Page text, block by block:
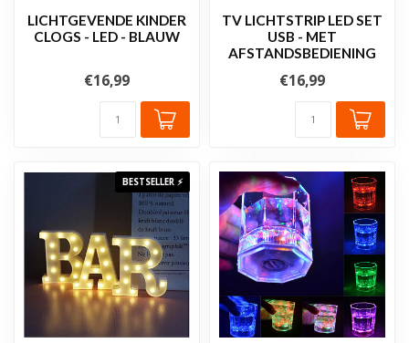
LICHTGEVENDE KINDER
CLOGS - LED - BLAUW
€16,99
TV LICHTSTRIP LED SET
USB - MET
AFSTANDSBEDIENING
€16,99
BESTSELLER ⚡